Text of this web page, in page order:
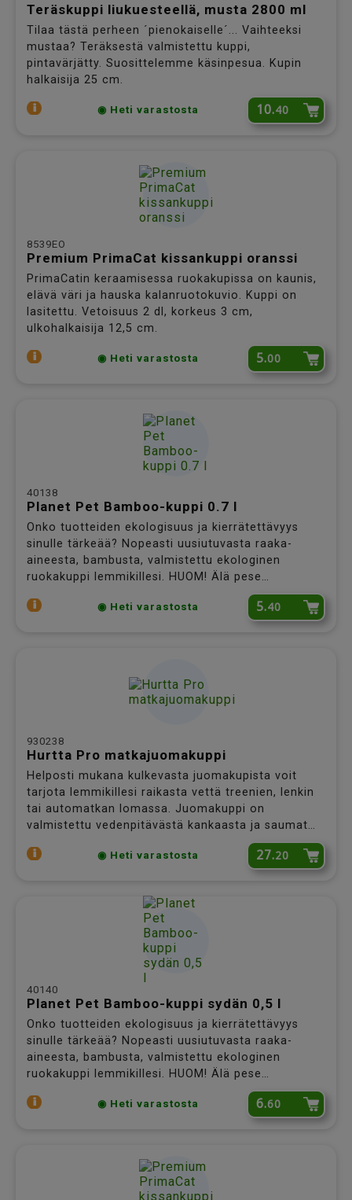
Teräskuppi liukuesteellä, musta 2800 ml
Tilaa tästä perheen ´pienokaiselle´... Vaihteeksi
mustaa? Teräksestä valmistettu kuppi,
pintavärjätty. Suosittelemme käsinpesua. Kupin
halkaisija 25 cm.
◉ Heti varastosta 10.40
8539EO
Premium PrimaCat kissankuppi oranssi
PrimaCatin keraamisessa ruokakupissa on kaunis,
elävä väri ja hauska kalanruotokuvio. Kuppi on
lasitettu. Vetoisuus 2 dl, korkeus 3 cm,
ulkohalkaisija 12,5 cm.
◉ Heti varastosta 5.00
40138
Planet Pet Bamboo-kuppi 0.7 l
Onko tuotteiden ekologisuus ja kierrätettävyys
sinulle tärkeää? Nopeasti uusiutuvasta raaka-
aineesta, bambusta, valmistettu ekologinen
ruokakuppi lemmikillesi. HUOM! Älä pese
astianpesukoneessa tai laita mikroon. (Kuvan
pienempi kuppi)◉ Heti varastosta 5.40
930238
Hurtta Pro matkajuomakuppi
Helposti mukana kulkevasta juomakupista voit
tarjota lemmikillesi raikasta vettä treenien, lenkin
tai automatkan lomassa. Juomakuppi on
valmistettu vedenpitävästä kankaasta ja saumat
juomatauon ajan. Tilavuus 1 l.
◉ Heti varastosta 27.20
40140
Planet Pet Bamboo-kuppi sydän 0,5 l
Onko tuotteiden ekologisuus ja kierrätettävyys
sinulle tärkeää? Nopeasti uusiutuvasta raaka-
aineesta, bambusta, valmistettu ekologinen
ruokakuppi lemmikillesi. HUOM! Älä pese
astianpesukoneessa tai laita mikroon. (Kuvan
pienempi kuppi)◉ Heti varastosta 6.60